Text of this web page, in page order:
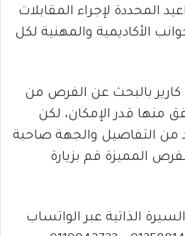
المحددة لإجراء المقابلات
الأكاديمية والمهنية لكل
كارير بالبحث عن الفرص من
منها قدر الإمكان، لكن
من التفاصيل والجهة صاحبة
المميزة قم بزيارة
الذاتية عبر الواتساب